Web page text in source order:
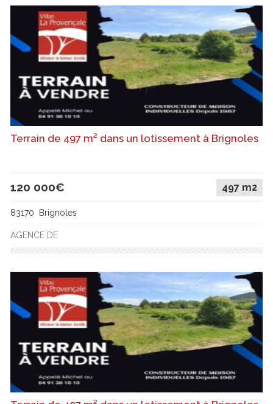
Terrain de 497 m² dans un lotissement à Brignoles
120 000€ 497 m2
83170 Brignoles
AGENCE DE